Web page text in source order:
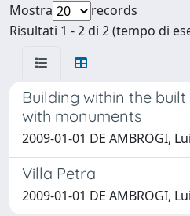
Mostra
records
Risultati 1 - 2 di 2 (tempo di
Building within the
with monuments
2009-01-01 DE AMBROGI,
Villa Petra
2009-01-01 DE AMBROGI,